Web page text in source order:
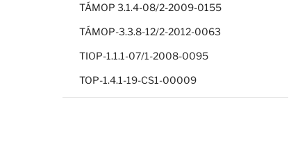
TÁMOP 3.1.4-08/2-2009-0155
TÁMOP-3.3.8-12/2-2012-0063
TIOP-1.1.1-07/1-2008-0095
TOP-1.4.1-19-CS1-00009